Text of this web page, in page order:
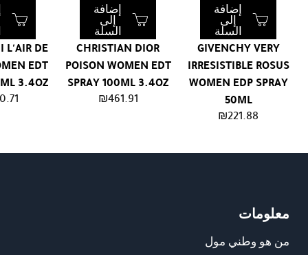
GIVENCHY VERY
IRRESISTIBLE ROSUS
WOMEN EDP SPRAY
50ML
₪221.88
إضافة
إلى
السلة
CHRISTIAN DIOR
POISON WOMEN EDT
SPRAY 100ML 3.4OZ
₪461.91
إضافة
إلى
السلة
L'AIR DE
EDT
3.4OZ
معلومات
من هو وطني مول